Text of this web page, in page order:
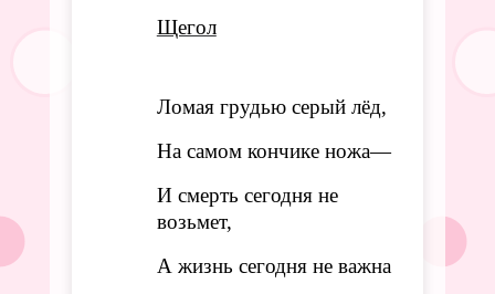
Щегол
Ломая грудью серый лёд,
На самом кончике ножа—
И смерть сегодня не
возьмет,
А жизнь сегодня не важна